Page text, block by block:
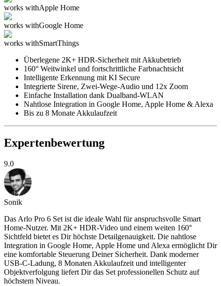
works withApple Home
works withGoogle Home
works withSmartThings
Überlegene 2K+ HDR-Sicherheit mit Akkubetrieb
160° Weitwinkel und fortschrittliche Farbnachtsicht
Intelligente Erkennung mit KI Secure
Integrierte Sirene, Zwei-Wege-Audio und 12x Zoom
Einfache Installation dank Dualband-WLAN
Nahtlose Integration in Google Home, Apple Home & Alexa
Bis zu 8 Monate Akkulaufzeit
Expertenbewertung
9.0
Sonik
Das Arlo Pro 6 Set ist die ideale Wahl für anspruchsvolle Smart
Home-Nutzer. Mit 2K+ HDR-Video und einem weiten 160°
Sichtfeld bietet es Dir höchste Detailgenauigkeit. Die nahtlose
Integration in Google Home, Apple Home und Alexa ermöglicht Dir
eine komfortable Steuerung Deiner Sicherheit. Dank moderner
USB-C-Ladung, 8 Monaten Akkulaufzeit und intelligenter
Objektverfolgung liefert Dir das Set professionellen Schutz auf
höchstem Niveau.